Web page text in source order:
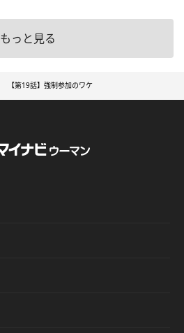
もっと見る
【第19話】強制参加のワケ